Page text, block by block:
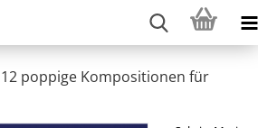
poppige Kompositionen für